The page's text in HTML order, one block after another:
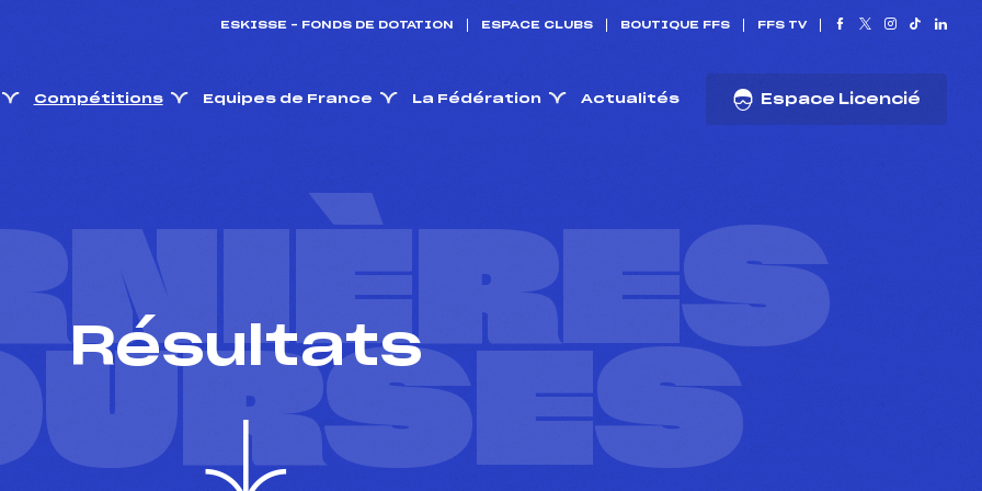
ESKISSE – FONDS DE DOTATION ESPACE CLUBS BOUTIQUE FFS FFS TV
Compétitions Equipes de France La Fédération Actualités Espace Licencié
Résultats